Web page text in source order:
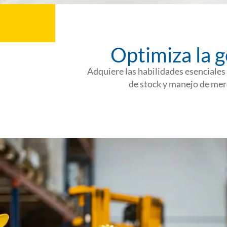
Optimiza la
Adquiere las habilidades
de stock y manejo de